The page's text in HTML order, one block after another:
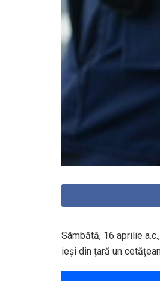
Sâmbătă, 16 aprilie
ieși din țară un